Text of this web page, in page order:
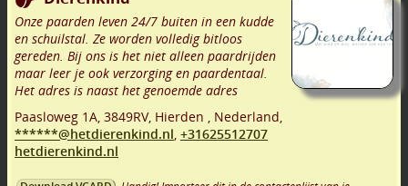
Onze paarden leven 24/7 buiten in een kudde
en schuilstal. Ze worden volledig bitloos
gereden. Bij ons is het niet alleen paardrijden
maar leer je ook verzorging en paardentaal.
Het adres is naast het genoemde adres
Paasloweg 1A, 3849RV, Hierden , Nederland,
******@hetdierenkind.nl, +31625512707
hetdierenkind.nl